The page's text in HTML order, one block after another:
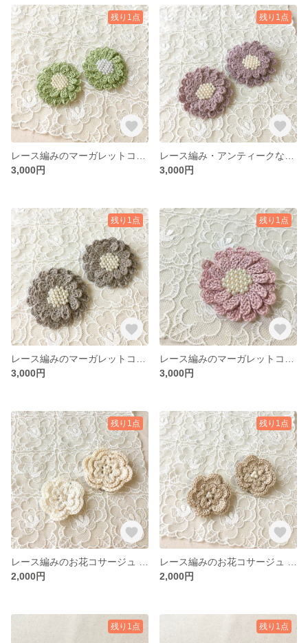
残り1点
3,000円
残り1点
3,000円
残り1点
3,000円
残り1点
3,000円
残り1点
2,000円
残り1点
2,000円
残り1点 残り1点